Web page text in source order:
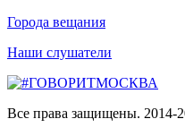
Города вещания
Наши слушатели
Все права защищены. 2014-